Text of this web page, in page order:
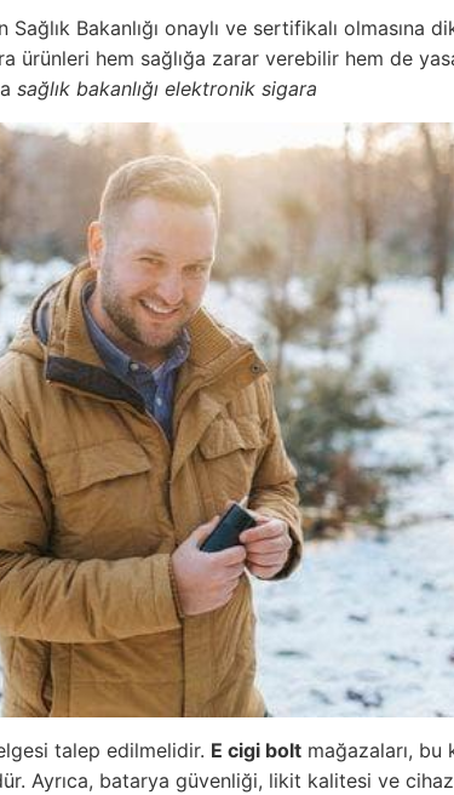
Sağlık Bakanlığı onaylı ve sertifikalı olmasına
ürünleri hem sağlığa zarar verebilir hem de
sağlık bakanlığı elektronik sigara
talep edilmelidir. E cigi bolt mağazaları,
Ayrıca, batarya güvenliği, likit kalitesi ve